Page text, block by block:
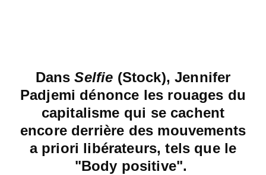
DansSelfie (Stock), Jennifer
Padjemi dénonce les rouages du
capitalisme qui se cachent
encore derrière des mouvements
a priori libérateurs, tels que le
"Body positive".